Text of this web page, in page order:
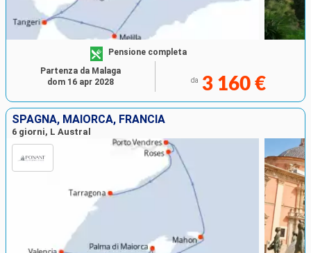
Pensione completa
da 3 160 €
Partenza da Malaga
dom 16 apr 2028
SPAGNA, MAIORCA, FRANCIA
6 giorni, L Austral